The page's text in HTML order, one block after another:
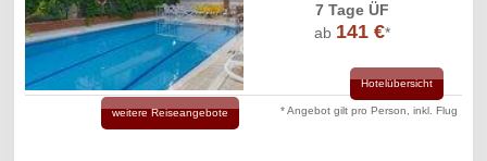
7 Tage ÜF
ab 141 €*
Hotelübersicht
weitere Reiseangebote * Angebot gilt pro Person, inkl. Flug